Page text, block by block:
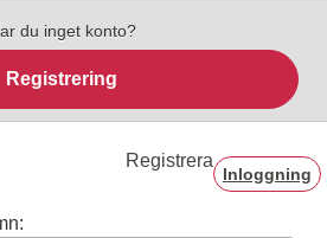
du inget konto?
Registrering
Registrera
Inloggning